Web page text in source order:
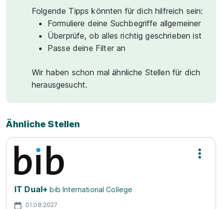
Folgende Tipps könnten für dich hilfreich sein:
Formuliere deine Suchbegriffe allgemeiner
Überprüfe, ob alles richtig geschrieben ist
Passe deine Filter an
Wir haben schon mal ähnliche Stellen für dich
herausgesucht.
Ähnliche Stellen
IT Dual+ bib International College
01.08.2027